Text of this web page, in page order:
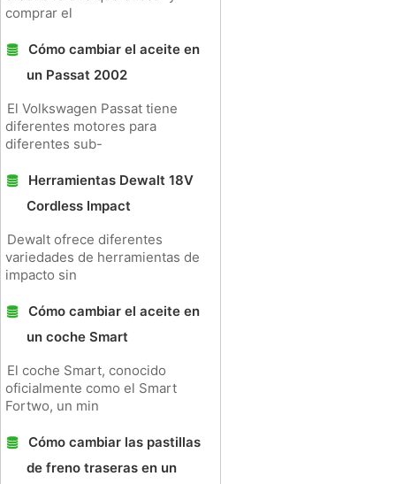
comprar el
Cómo cambiar el aceite en
un Passat 2002
El Volkswagen Passat tiene
diferentes motores para
diferentes sub-
Herramientas Dewalt 18V
Cordless Impact
Dewalt ofrece diferentes
variedades de herramientas de
impacto sin
Cómo cambiar el aceite en
un coche Smart
El coche Smart, conocido
oficialmente como el Smart
Fortwo, un min
Cómo cambiar las pastillas
de freno traseras en un